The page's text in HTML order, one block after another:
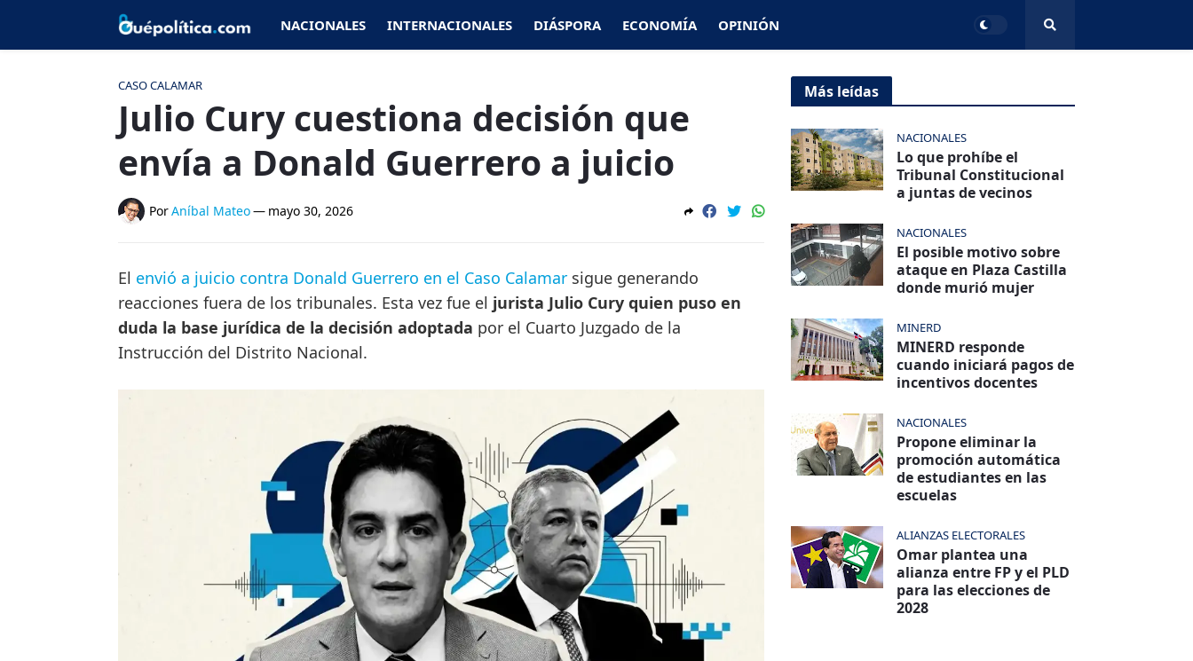
NACIONALES INTERNACIONALES DIÁSPORA ECONOMÍA OPINIÓN
CASO CALAMAR
Julio Cury cuestiona decisión que
envía a Donald Guerrero a juicio
PorAníbal Mateo— mayo 30, 2026
El envió a juicio contra Donald Guerrero en el Caso Calamar sigue generando
reacciones fuera de los tribunales. Esta vez fue el jurista Julio Cury quien puso en
duda la base jurídica de la decisión adoptada por el Cuarto Juzgado de la
Instrucción del Distrito Nacional.
Más leídas
NACIONALES
Lo que prohíbe el
Tribunal Constitucional
a juntas de vecinos
NACIONALES
El posible motivo sobre
ataque en Plaza Castilla
donde murió mujer
MINERD
MINERD responde
cuando iniciará pagos de
incentivos docentes
NACIONALES
Propone eliminar la
promoción automática
de estudiantes en las
escuelas
ALIANZAS ELECTORALES
Omar plantea una
alianza entre FP y el PLD
para las elecciones de
2028